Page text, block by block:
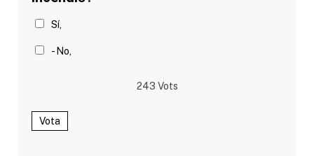
Sí,
- No,
243 Vots
Vota